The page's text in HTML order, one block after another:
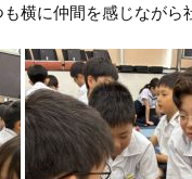
横に仲間を感じながら